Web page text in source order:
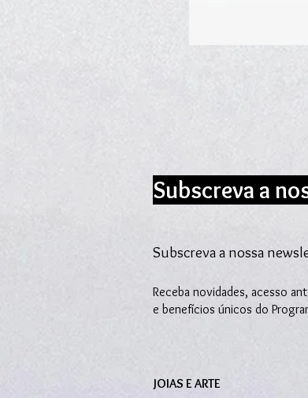
Subscreva a
Subscreva a nossa
Receba novidades, acesso
e benefícios únicos do
JOIAS E ARTE